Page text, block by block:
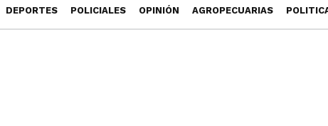
DEPORTES POLICIALES OPINIÓN AGROPECUARIAS